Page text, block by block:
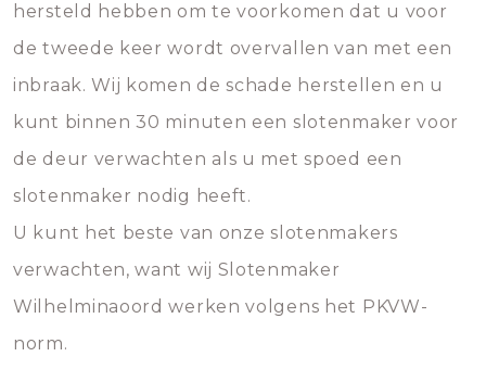
hersteld hebben om te voorkomen dat u voor
de tweede keer wordt overvallen van met een
inbraak. Wij komen de schade herstellen en u
kunt binnen 30 minuten een slotenmaker voor
de deur verwachten als u met spoed een
slotenmaker nodig heeft.
U kunt het beste van onze slotenmakers
verwachten, want wij Slotenmaker
Wilhelminaoord werken volgens het PKVW-
norm.